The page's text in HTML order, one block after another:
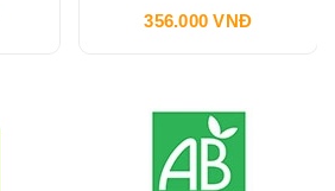
356.000 VNĐ